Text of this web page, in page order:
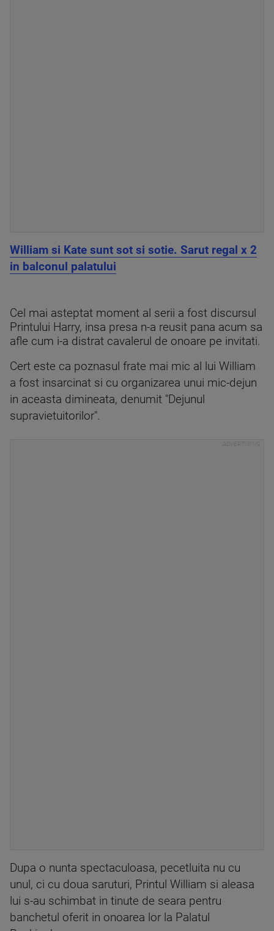
William si Kate sunt sot si sotie. Sarut regal x 2
in balconul palatului
Cel mai asteptat moment al serii a fost discursul
Printului Harry, insa presa n-a reusit pana acum sa
afle cum i-a distrat cavalerul de onoare pe invitati.
Cert este ca poznasul frate mai mic al lui William
a fost insarcinat si cu organizarea unui mic-dejun
in aceasta dimineata, denumit "Dejunul
supravietuitorilor".
Dupa o nunta spectaculoasa, pecetluita nu cu
unul, ci cu doua saruturi, Printul William si aleasa
lui s-au schimbat in tinute de seara pentru
banchetul oferit in onoarea lor la Palatul